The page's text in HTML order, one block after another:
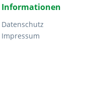
Informationen
Datenschutz
Impressum